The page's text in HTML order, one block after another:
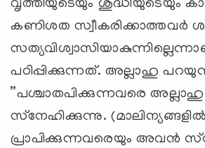
വൃത്തിയുടെയും ശുദ്ധിയുടെയും
കണിശത സ്വീകരിക്കാത്തവര്‍
പഠിപ്പിക്കുന്നത്. അല്ലാഹു
”പശ്ചാതപിക്കുന്നവരെ അല്ലാഹു
സ്‌നേഹിക്കുന്നു.
പ്രാപിക്കുന്നവരെയും അവന്‍